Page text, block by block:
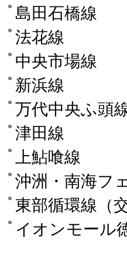
島田石橋線
法花線
中央市場線
新浜線
万代中央ふ頭
津田線
上鮎喰線
沖洲・南海フ
東部循環線（
イオンモール